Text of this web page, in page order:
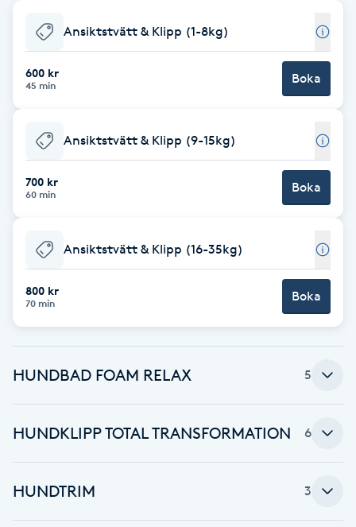
Babylights
Balayage
Barber
BIAB
Blowout
Brynformning
Brynfärgning
Bröllopsuppsättning
Ansiktstvätt & Klipp (1-8kg)
600 kr
45 min Boka
Ansiktstvätt & Klipp (9-15kg)
700 kr
60 min Boka
Ansiktstvätt & Klipp (16-35kg)
800 kr
70 min Boka
HUNDBAD FOAM RELAX 5
HUNDKLIPP TOTAL TRANSFORMATION 6
HUNDTRIM 3